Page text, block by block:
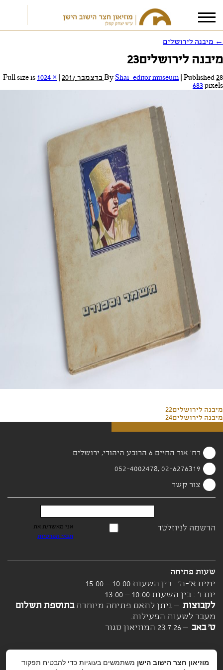
אני מאשר/ת אתתנאי הפרטיות
← מיבנה לירושלים
מיבנה לירושלים23
By Shai_editor museum Published28 בדצמבר 2017
1024 ×
683pixels
מיבנה לירושלים22
מיבנה לירושלים24
רח' אור החיים 6 הרובע היהודי, ירושלים
02-6276319 ,052-4002478
צור קשר
הרשמה לניוזלטר
אני מאשר/ת את
תנאי הפרטיות
שעות פתיחה
ימים א'-ה' : בין השעות 10:00 – 15:00
יום ו' : בין השעות 10:00 – 13:00
לקבוצות – ניתן לתאם פתיחה מיוחדתבתוספת תשלום
מעבר לשעות הפעילות.
ט' באב– 23.7.26 המוזיאון סגור
מוזיאון חצר הישוב הישן משתמשים בעוגיות כדי להבטיח תפקוד